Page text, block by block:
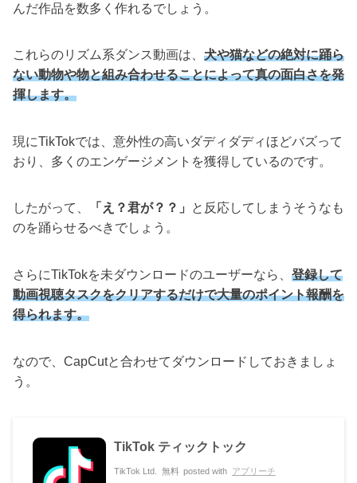
んだ作品を数多く作れるでしょう。
これらのリズム系ダンス動画は、 犬や猫などの絶対に踊ら
ない動物や物と組み合わせることによって真の面白さを発
揮します。
現にTikTokでは、意外性の高いダディダディほどバズって
おり、多くのエンゲージメントを獲得しているのです。
したがって、 「え？君が？？」
と反応してしまうそうなも
のを踊らせるべきでしょう。
さらにTikTokを未ダウンロードのユーザーなら、 登録して
動画視聴タスクをクリアするだけで大量のポイント報酬を
得られます。
なので、CapCutと合わせてダウンロードしておきましょ
う。
TikTok ティックトック
TikTok Ltd. 無料 posted with アプリーチ